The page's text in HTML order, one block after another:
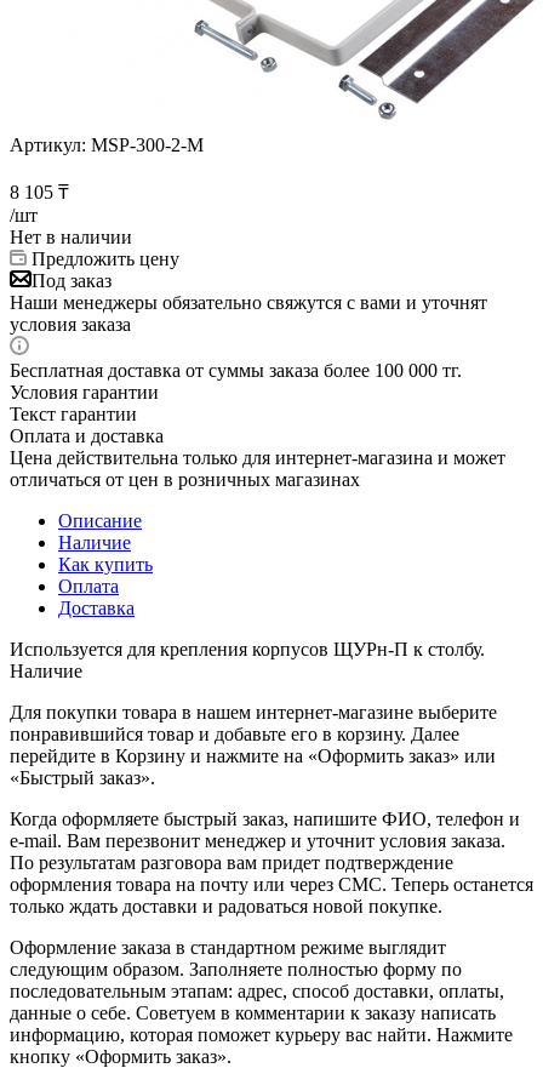
Артикул: MSP-300-2-M
8 105 ₸
/шт
Нет в наличии
Предложить цену
Под заказ
Наши менеджеры обязательно свяжутся с вами и уточнят
условия заказа
Бесплатная доставка от суммы заказа более 100 000 тг.
Условия гарантии
Текст гарантии
Оплата и доставка
Цена действительна только для интернет-магазина и может
отличаться от цен в розничных магазинах
Описание
Наличие
Как купить
Оплата
Доставка
Используется для крепления корпусов ЩУРн-П к столбу.
Наличие
Для покупки товара в нашем интернет-магазине выберите
понравившийся товар и добавьте его в корзину. Далее
перейдите в Корзину и нажмите на «Оформить заказ» или
«Быстрый заказ».
Когда оформляете быстрый заказ, напишите ФИО, телефон и
e-mail. Вам перезвонит менеджер и уточнит условия заказа.
По результатам разговора вам придет подтверждение
оформления товара на почту или через СМС. Теперь останется
только ждать доставки и радоваться новой покупке.
Оформление заказа в стандартном режиме выглядит
следующим образом. Заполняете полностью форму по
последовательным этапам: адрес, способ доставки, оплаты,
данные о себе. Советуем в комментарии к заказу написать
информацию, которая поможет курьеру вас найти. Нажмите
кнопку «Оформить заказ».